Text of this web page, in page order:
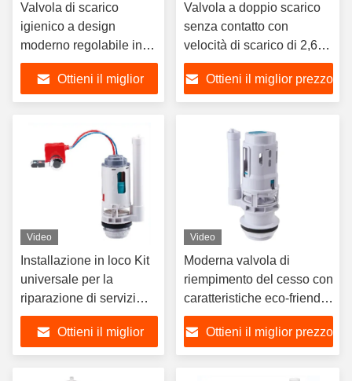
Valvola di scarico
igienico a design
moderno regolabile in
altezza con materiale
ABS POM per cisterna a
doppio scarico
Ottieni il miglior
Valvola a doppio scarico
senza contatto con
velocità di scarico di 2,6
L/s, durata di vita di
200.000 cicli e scarico
bidirezionale per il
Ottieni il miglior prezzo
Video
Installazione in loco Kit
universale per la
riparazione di servizi
igienici con altezza
regolabile 210-280 mm
e doppia valvola di
scarico ABS + POM
Ottieni il miglior
Video
Moderna valvola di
riempimento del cesso con
caratteristiche eco-friendly
e anti-siphon
Ottieni il miglior prezzo